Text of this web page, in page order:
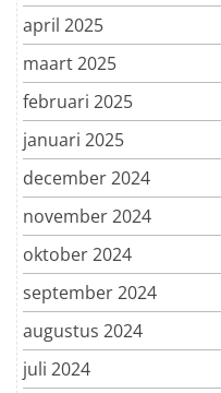
april 2025
maart 2025
februari 2025
januari 2025
december 2024
november 2024
oktober 2024
september 2024
augustus 2024
juli 2024